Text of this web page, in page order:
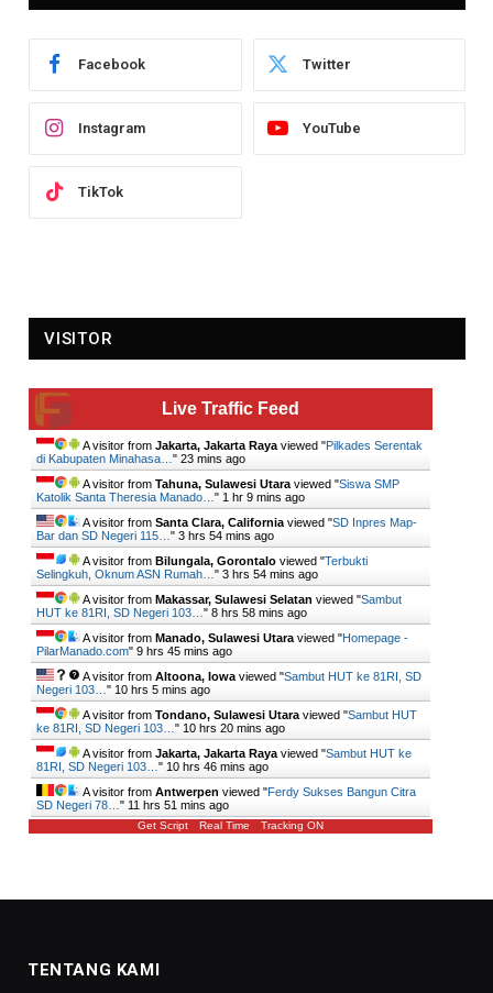
Facebook Twitter
Instagram YouTube
TikTok
VISITOR
Live Traffic Feed
A visitor from Jakarta, Jakarta Raya viewed "Pilkades Serentak
di Kabupaten Minahasa… " 23 mins ago
A visitor from Tahuna, Sulawesi Utara viewed "Siswa SMP
Katolik Santa Theresia Manado… " 1 hr 9 mins ago
A visitor from Santa Clara, California viewed "SD Inpres Map-
Bar dan SD Negeri 115… " 3 hrs 54 mins ago
A visitor from Bilungala, Gorontalo viewed "Terbukti
Selingkuh, Oknum ASN Rumah… " 3 hrs 54 mins ago
A visitor from Makassar, Sulawesi Selatan viewed "Sambut
HUT ke 81RI, SD Negeri 103… " 8 hrs 58 mins ago
A visitor from Manado, Sulawesi Utara viewed "Homepage -
PilarManado.com" 9 hrs 45 mins ago
A visitor from Altoona, Iowa viewed "Sambut HUT ke 81RI, SD
Negeri 103… " 10 hrs 5 mins ago
A visitor from Tondano, Sulawesi Utara viewed "Sambut HUT
ke 81RI, SD Negeri 103… " 10 hrs 20 mins ago
A visitor from Jakarta, Jakarta Raya viewed "Sambut HUT ke
81RI, SD Negeri 103… " 10 hrs 47 mins ago
A visitor from Antwerpen viewed "Ferdy Sukses Bangun Citra
SD Negeri 78… " 11 hrs 51 mins ago
Get Script Real Time Tracking ON
TENTANG KAMI